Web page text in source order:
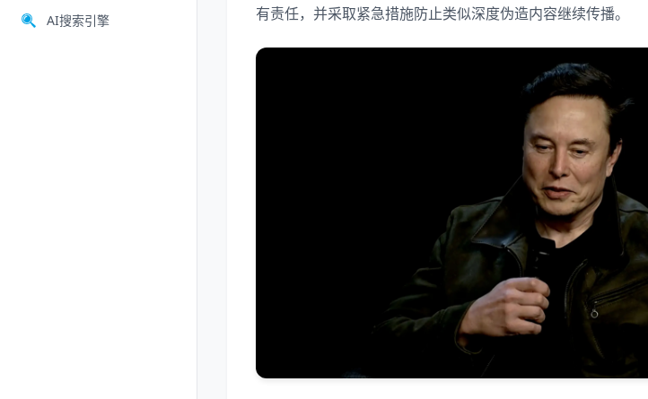
AI搜索引擎
有责任，并采取紧急措施防止类似深度伪造内容继续传播。